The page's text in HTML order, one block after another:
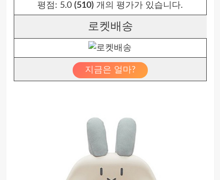
평점: 5.0 (510) 개의 평가가 있습니다.
로켓배송
지금은 얼마?